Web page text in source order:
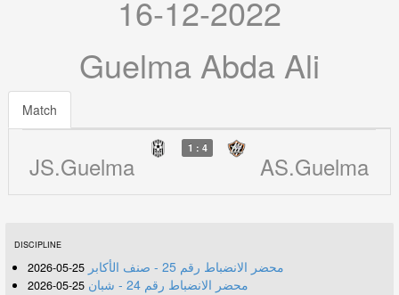
16-12-2022
Guelma Abda Ali
Match
JS.Guelma
1 : 4
AS.Guelma
DISCIPLINE
محضر الانضباط رقم 25 - صنف الأكابر 25-05-2026
محضر الانضباط رقم 24 - شبان 25-05-2026